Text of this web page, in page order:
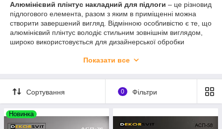
Алюмінієвий плінтус накладний для підлоги – це різновид
підлогового елемента, разом з яким в приміщенні можна
створити завершений вигляд. Відмінною особливістю є те, що
алюмінієвий плінтус володіє стильним зовнішнім виглядом,
широко використовується для дизайнерської обробки
накладкою алюмінієвий плінтус без проблем зможе змінити
найсміливіші дизайнерські рішення.
Інтернет-магазин Алюмінієвого Плінтуса DekorSvit
подбав про те, щоб ви змогликупити накладний
алюмінієвий плінтус для підлоги
покриттів на вигідних умовах.
Показати все
Сортування 0 Фільтри
Новинка